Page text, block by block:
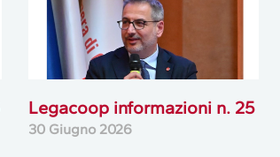
Legacoop informazioni n. 25
30 Giugno 2026